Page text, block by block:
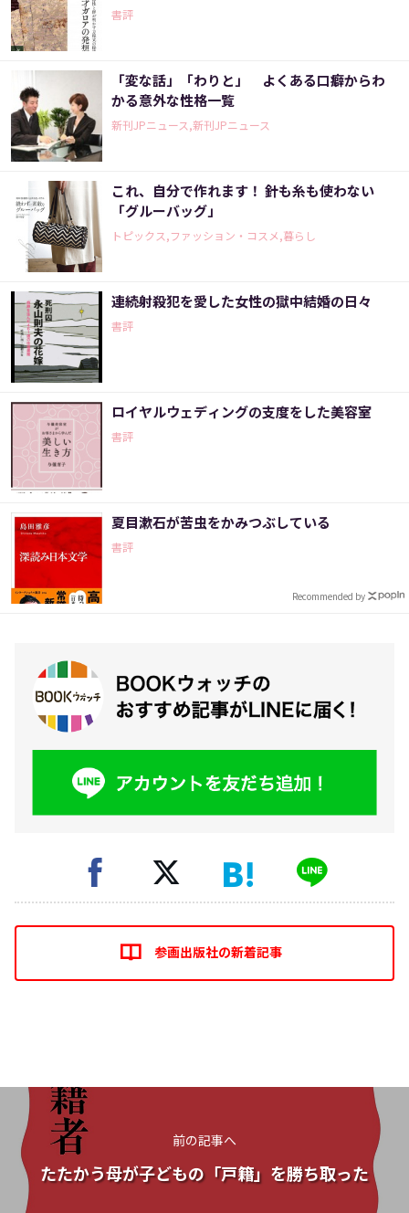
書評
「変な話」「わりと」 よくある口癖からわ
かる意外な性格一覧
新刊JPニュース,新刊JPニュース
これ、自分で作れます！ 針も糸も使わない
「グルーバッグ」
トピックス,ファッション・コスメ,暮らし
連続射殺犯を愛した女性の獄中結婚の日々
書評
ロイヤルウェディングの支度をした美容室
書評
夏目漱石が苦虫をかみつぶしている
書評
Recommended by
参画出版社の新着記事
前の記事へ
たたかう母が子どもの「戸籍」を勝ち取った